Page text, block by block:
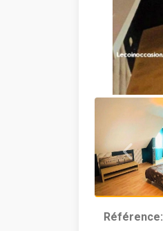
Référence: